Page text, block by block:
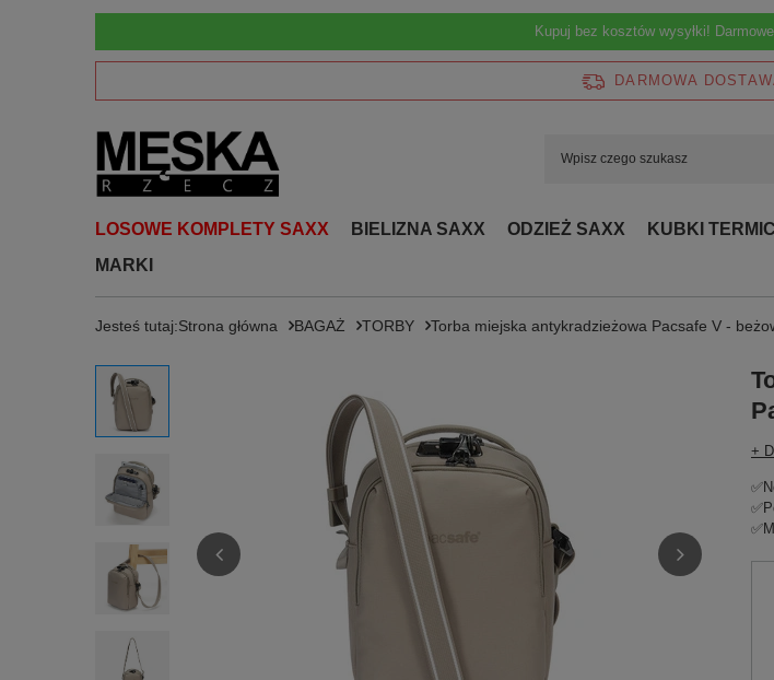
Kupuj bez kosztów wysyłki!
DARMOWA
LOSOWE KOMPLETY SAXX BIELIZNA SAXX ODZIEŻ SAXX KUBKI
MARKI
Jesteś tutaj:Strona główna BAGAŻ TORBY Torba miejska antykradzieżowa Pacsafe V -
+